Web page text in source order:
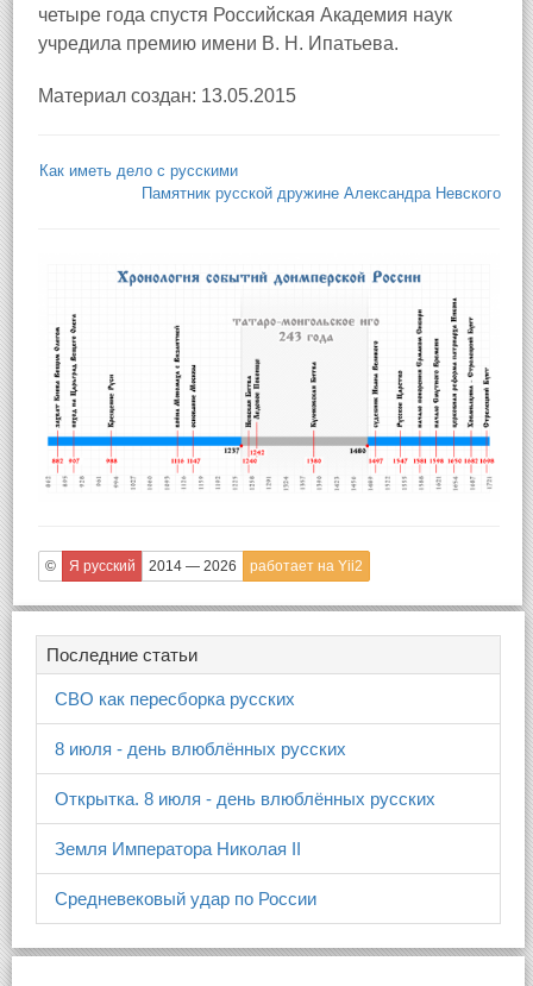
четыре года спустя Российская Академия наук
учредила премию имени В. Н. Ипатьева.
Материал создан: 13.05.2015
Как иметь дело с русскими
Памятник русской дружине Александра Невского
© Я русский 2014 — 2026 работает на Yii2
Последние статьи
СВО как пересборка русских
8 июля - день влюблённых русских
Открытка. 8 июля - день влюблённых русских
Земля Императора Николая II
Средневековый удар по России